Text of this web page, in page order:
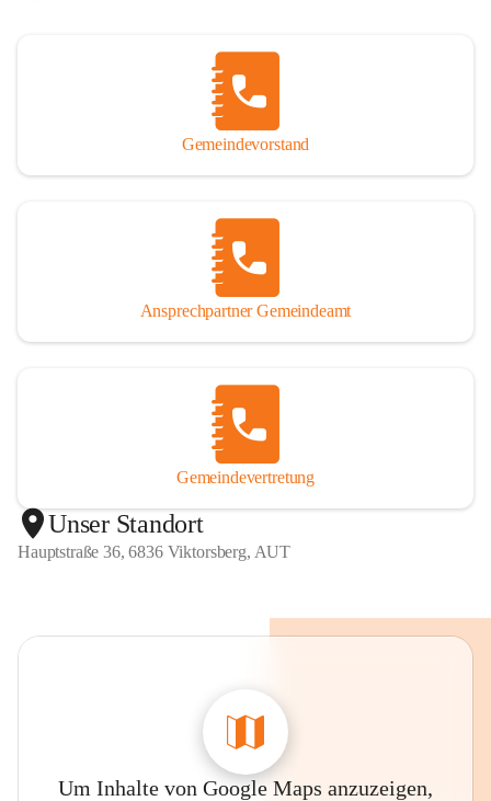
Gemeindevorstand
Ansprechpartner Gemeindeamt
Gemeindevertretung
Unser Standort
Hauptstraße 36, 6836 Viktorsberg, AUT
Um Inhalte von Google Maps anzuzeigen,